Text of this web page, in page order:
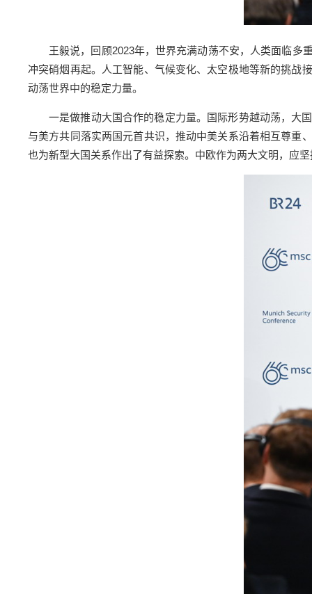
王毅说，回顾2023年，世界充满动荡不安，人类面临多
冲突硝烟再起。人工智能、气候变化、太空极地等新的挑战
动荡世界中的稳定力量。
一是做推动大国合作的稳定力量。国际形势越动荡，大
与美方共同落实两国元首共识，推动中美关系沿着相互尊重
也为新型大国关系作出了有益探索。中欧作为两大文明，应